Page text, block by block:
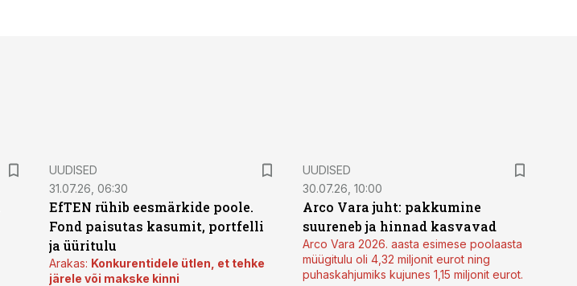
UUDISED
31.07.26, 06:30
EfTEN rühib eesmärkide poole.
Fond paisutas kasumit, portfelli
ja üüritulu
Arakas: Konkurentidele ütlen, et tehke
järele või makske kinni
UUDISED
30.07.26, 10:00
Arco Vara juht: pakkumine
suureneb ja hinnad kasvavad
Arco Vara 2026. aasta esimese poolaasta
müügitulu oli 4,32 miljonit eurot ning
puhaskahjumiks kujunes 1,15 miljonit eurot.